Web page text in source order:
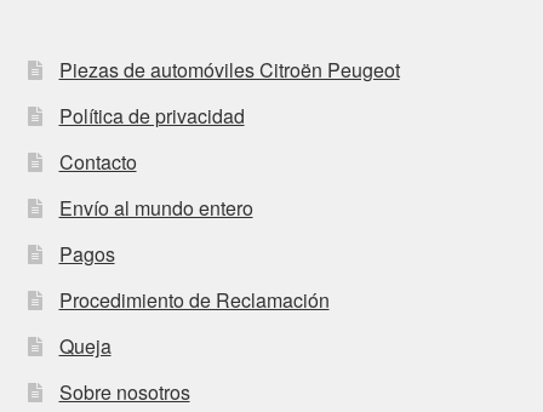
Piezas de automóviles Citroën Peugeot
Política de privacidad
Contacto
Envío al mundo entero
Pagos
Procedimiento de Reclamación
Queja
Sobre nosotros